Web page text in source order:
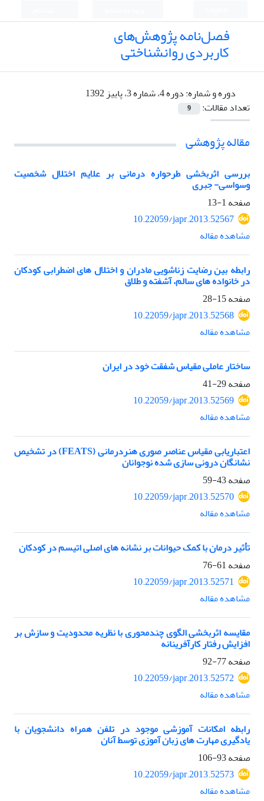
فصل‌نامه پژوهش‌های
کاربردی روانشناختی
دوره و شماره:دوره 4، شماره 3، پاییز 1392
تعداد مقالات:
9
مقاله پژوهشی
بررسی اثربخشی طرحواره درمانی بر علایم اختلال شخصیت
وسواسی- جبری
صفحه1-13
10.22059/japr.2013.52567
مشاهده مقاله
رابطه بین رضایت زناشویی مادران و اختلال های اضطرابی کودکان
در خانواده های سالم، آشفته و طلاق
صفحه15-28
10.22059/japr.2013.52568
مشاهده مقاله
ساختار عاملی مقیاس شفقت خود در ایران
صفحه29-41
10.22059/japr.2013.52569
مشاهده مقاله
اعتباریابی مقیاس عناصر صوری هنردرمانی (FEATS) در تشخیص
نشانگان درونی‌ سازی‌ شده نوجوانان
صفحه43-59
10.22059/japr.2013.52570
مشاهده مقاله
تأثیر درمان با کمک حیوانات بر نشانه های اصلی اتیسم در کودکان
صفحه61-76
10.22059/japr.2013.52571
مشاهده مقاله
مقایسه اثربخشی الگوی چندمحوری با نظریه محدودیت و سازش بر
افزایش رفتار کارآفرینانه
صفحه77-92
10.22059/japr.2013.52572
مشاهده مقاله
رابطه امکانات آموزشی موجود در تلفن همراه دانشجویان با
یادگیری مهارت های زبان آموزی توسط آنان
صفحه93-106
10.22059/japr.2013.52573
مشاهده مقاله